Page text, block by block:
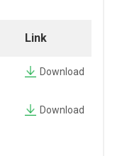
Link
Download
Download